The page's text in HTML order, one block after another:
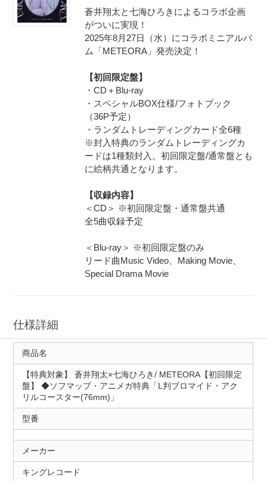
蒼井翔太と七海ひろきによるコラボ企画
がついに実現！
2025年8月27日（水）にコラボミニアルバ
ム「METEORA」発売決定！
【初回限定盤】
・CD＋Blu-ray
・スペシャルBOX仕様/フォトブック
（36P予定）
・ランダムトレーディングカード全6種
※封入特典のランダムトレーディングカ
ードは1種類封入。初回限定盤/通常盤とも
に絵柄共通となります。
【収録内容】
＜CD＞ ※初回限定盤・通常盤共通
全5曲収録予定
＜Blu-ray＞ ※初回限定盤のみ
リード曲Music Video、Making Movie、
Special Drama Movie
仕様詳細
商品名
【特典対象】 蒼井翔太×七海ひろき/ METEORA【初回限定
盤】 ◆ソフマップ・アニメガ特典「L判ブロマイド・アク
リルコースター(76mm)」
型番
メーカー
キングレコード